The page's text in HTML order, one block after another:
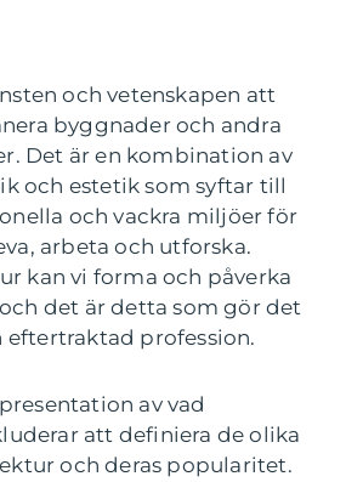
och vetenskapen att
byggnader och andra
Det är en kombination av
och estetik som syftar till
och vackra miljöer för
arbeta och utforska.
kan vi forma och påverka
det är detta som gör det
profession.
av vad
att definiera de olika
och deras popularitet.